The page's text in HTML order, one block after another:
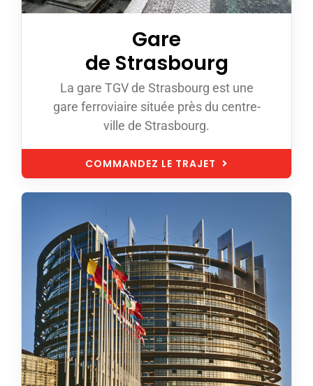
Gare
de Strasbourg
La gare TGV de Strasbourg est une
gare ferroviaire située près du centre-
ville de Strasbourg.
COMMANDEZ LE TRAJET